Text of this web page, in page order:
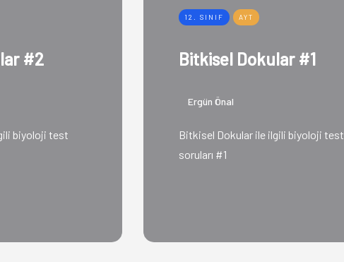
#2
biyoloji test
12. SINIF AYT
Bitkisel Dokular #1
Ergün Önal
Bitkisel Dokular ile ilgili biyoloji test
soruları #1